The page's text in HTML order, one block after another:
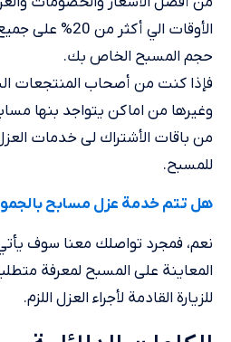
الأوقات الي
حجم المسبح الخاص بك.
فإذا كنت من أصحاب المنتجعات
وغيرها من اماكن يتواجد بنها
من باقات الأشتراك لى خدمات
للمسبح.
هل تتم خدمة عزل مسابح
نعم، فمجرد تواصلك معنا سوف يأتي
المعاينة على المسبح لمعرفة
للزيارة القادمة لأجراء العزل اللزم.